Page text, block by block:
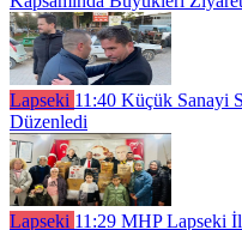
Lapseki 11:40 Küçük Sanayi
Düzenledi
Lapseki 11:29 MHP Lapseki